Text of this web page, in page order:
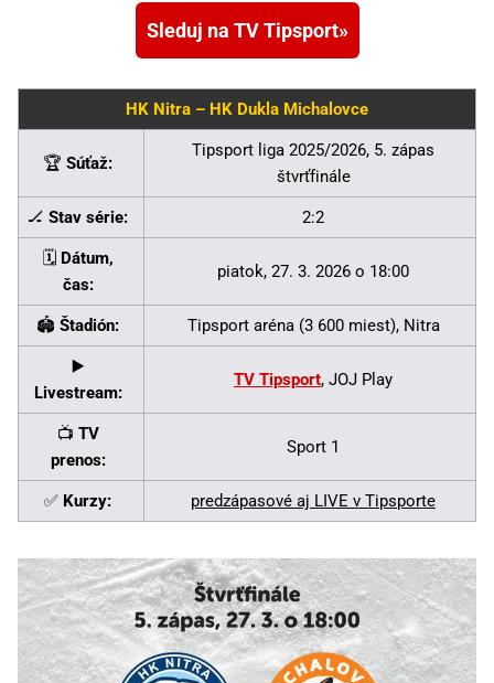
Sleduj na TV Tipsport
HK Nitra – HK Dukla Michalovce
🏆 Súťaž:
Tipsport liga 2025/2026, 5. zápas
štvrťfinále
🏒 Stav série: 2:2
🗓️ Dátum,
čas:
piatok, 27. 3. 2026 o 18:00
🏟️ Štadión: Tipsport aréna (3 600 miest), Nitra
▶️
Livestream:
TV Tipsport, JOJ Play
📺 TV
prenos:
Sport 1
✅ Kurzy: predzápasové aj LIVE v Tipsporte